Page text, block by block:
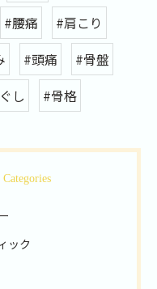
#腰痛
#肩こり
#頭痛
#骨盤
し #骨格
Categories
ック